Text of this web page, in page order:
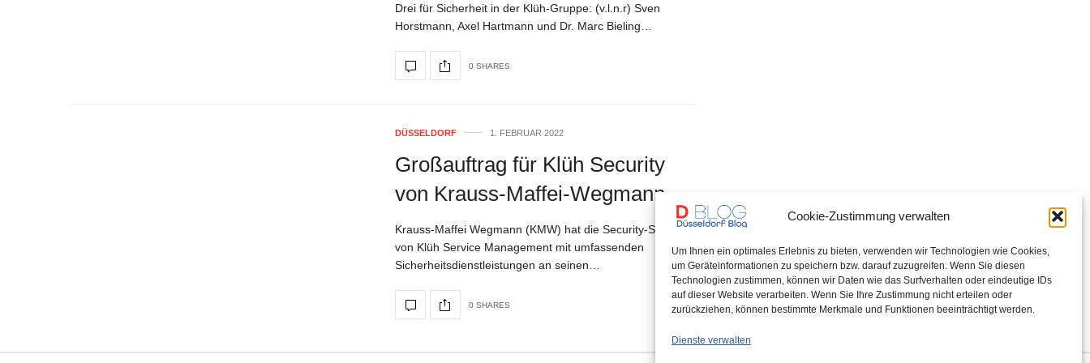
Cookie-Zustimmung verwalten
Um Ihnen ein optimales Erlebnis zu bieten, verwenden wir Technologien wie Cookies,
um Geräteinformationen zu speichern bzw. darauf zuzugreifen. Wenn Sie diesen
Technologien zustimmen, können wir Daten wie das Surfverhalten oder eindeutige IDs
auf dieser Website verarbeiten. Wenn Sie Ihre Zustimmung nicht erteilen oder
zurückziehen, können bestimmte Merkmale und Funktionen beeinträchtigt werden.
Dienste verwalten
Drei für Sicherheit in der Klüh-Gruppe: (v.l.n.r) Sven
Horstmann, Axel Hartmann und Dr. Marc Bieling…
0 SHARES
DÜSSELDORF 1. FEBRUAR 2022
Großauftrag für Klüh Security
von Krauss-Maffei-Wegmann
Krauss-Maffei Wegmann (KMW) hat die Security-Sparte
von Klüh Service Management mit umfassenden
Sicherheitsdienstleistungen an seinen…
0 SHARES